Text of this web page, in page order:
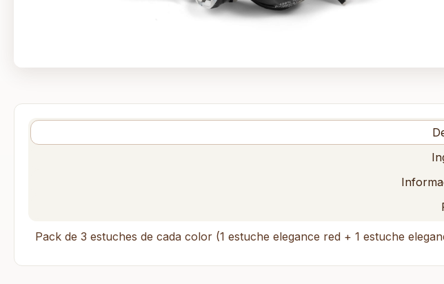
Pack de 3 estuches de cada color (1 estuche elegance red + 1 estuche